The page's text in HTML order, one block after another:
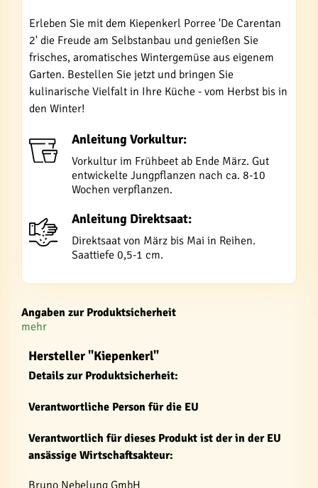
Erleben Sie mit dem Kiepenkerl Porree 'De Carentan
2' die Freude am Selbstanbau und genießen Sie
frisches, aromatisches Wintergemüse aus eigenem
Garten. Bestellen Sie jetzt und bringen Sie
kulinarische Vielfalt in Ihre Küche - vom Herbst bis in
den Winter!
Anleitung Vorkultur:
Vorkultur im Frühbeet ab Ende März. Gut
entwickelte Jungpflanzen nach ca. 8-10
Wochen verpflanzen.
Anleitung Direktsaat:
Direktsaat von März bis Mai in Reihen.
Saattiefe 0,5-1 cm.
Angaben zur Produktsicherheit
mehr
Hersteller "Kiepenkerl"
Details zur Produktsicherheit:
Verantwortliche Person für die EU
Verantwortlich für dieses Produkt ist der in der EU
ansässige Wirtschaftsakteur:
Bruno Nebelung GmbH